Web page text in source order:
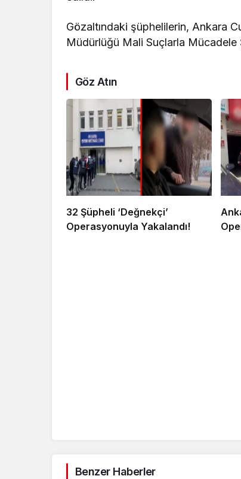
Gözaltındaki şüphelilerin, Ankara
Müdürlüğü Mali Suçlarla
Göz Atın
32 Şüpheli ‘Değnekçi’
Operasyonuyla Yakalandı!
Benzer Haberler